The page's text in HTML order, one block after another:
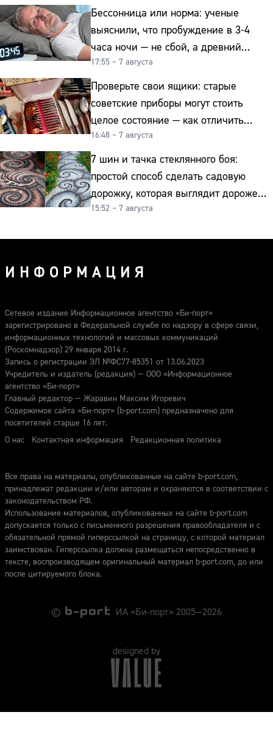
Бессонница или норма: ученые
выяснили, что пробуждение в 3-4
часа ночи — не сбой, а древний
биологический ритм
17:55 – 7 августа
Проверьте свои ящики: старые
советские приборы могут стоить
целое состояние — как отличить
подделку от мельхиора
16:48 – 7 августа
7 шин и тачка стеклянного боя:
простой способ сделать садовую
дорожку, которая выглядит дороже
гранита
15:52 – 7 августа
ИНФОРМАЦИЯ
Сетевое издание Информационное агентство «Би-порт»
зарегистрировано в Федеральной службе по надзору в сфере связи,
информационных технологий и массовых коммуникаций
(Роскомнадзор) 29 января 2014 г.
Запись о регистрации ЭЛ №ФС77-85351 от 13.06.2023
Учредитель и издатель (редакция) — ООО «Информационное
агентство «Би-порт»
Главный редактор — Жаравин Максим Игоревич
Содержимое сайта «Би-порт» (b-port.com) предназначено для
посетителей старше 16 лет.
О нас
Контактная информация Редакционная политика
Все права на материалы, опубликованные на сайте b-port.com,
принадлежат редакции и/или авторам и охраняются в соответствии с
законодательством РФ.
Использование материалов, опубликованных на сайте b-port.com
допускается только с письменного разрешения правообладателя и с
обязательной прямой гиперссылкой на страницу, с которой материал
заимствован. Гиперссылка должна размещаться непосредственно в
тексте, воспроизводящем оригинальный материал b-port.com, до или
после цитируемого блока.
© ИА «Би-порт» 2005—2026
designed by